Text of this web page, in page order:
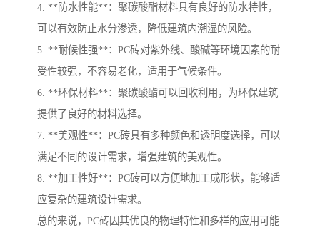
4. **防水性能**：聚碳酸酯材料具有良好的防水特性，
可以有效防止水分渗透，降低建筑内潮湿的风险。
5. **耐候性强**：PC砖对紫外线、酸碱等环境因素的耐
受性较强，不容易老化，适用于气候条件。
6. **环保材料**：聚碳酸酯可以回收利用，为环保建筑
提供了良好的材料选择。
7. **美观性**：PC砖具有多种颜色和透明度选择，可以
满足不同的设计需求，增强建筑的美观性。
8. **加工性好**：PC砖可以方便地加工成形状，能够适
应复杂的建筑设计需求。
总的来说，PC砖因其优良的物理特性和多样的应用可能